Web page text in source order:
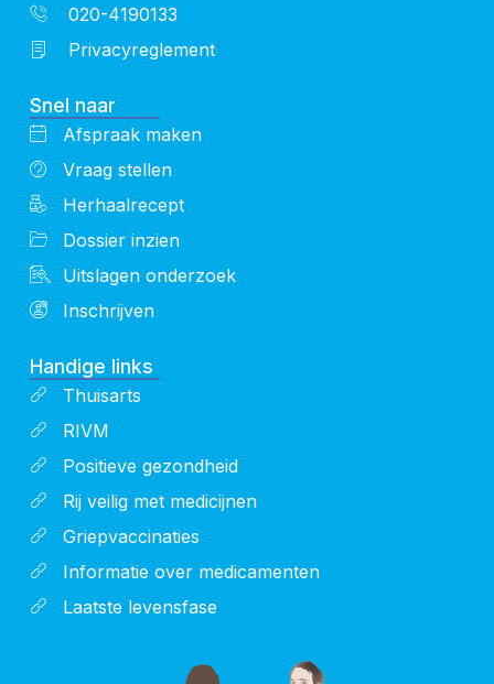
020-4190133
Privacyreglement
Snel naar
Afspraak maken
Vraag stellen
Herhaalrecept
Dossier inzien
Uitslagen onderzoek
Inschrijven
Handige links
Thuisarts
RIVM
Positieve gezondheid
Rij veilig met medicijnen
Griepvaccinaties
Informatie over medicamenten
Laatste levensfase